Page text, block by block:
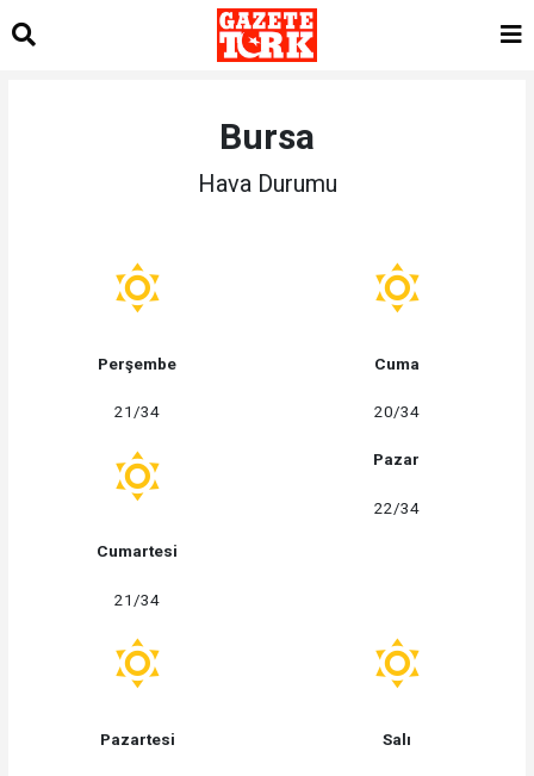
Bursa
Hava Durumu
Perşembe
21/34
Cuma
20/34
Cumartesi
21/34
Pazar
22/34
Pazartesi Salı